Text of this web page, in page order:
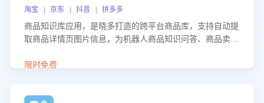
淘宝 | 京东 | 抖音 | 拼多多
商品知识库应用，是晓多打造的跨平台商品库，支持自动提
取商品详情页图片信息，为机器人商品知识问答、商品卖点
限时免费